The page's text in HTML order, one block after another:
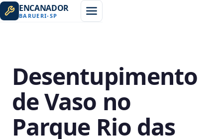
ENCANADOR
BARUERI-SP
Desentupimento
de Vaso no
Parque Rio das